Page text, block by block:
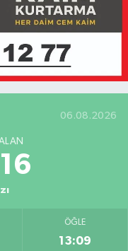
06.08.2026
ÖĞLE
13:09